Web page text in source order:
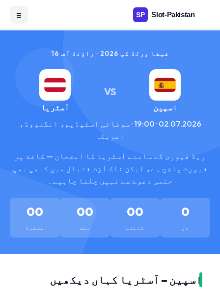
☰
فیفا ورلڈ کپ 2026 · راؤنڈ آف 16
اسپین
VS
آسٹریا
02.07.2026 · 19:00 · سوفائی اسٹیڈیم، انگلووڈ،
امریکہ
ریڈ فیوری کے سامنے آسٹریا کا امتحان — کاغذ پر
فیورٹ واضح ہے، لیکن ناک آؤٹ فٹبال میں کبھی بھی
حتمی دعوے سے نہیں چلنا چاہیے۔
0
دن
00
گھنٹے
00
منٹ
00
سیکنڈ
اسپین – آسٹریا کہاں دیکھیں